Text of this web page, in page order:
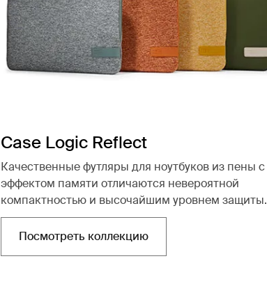
Case Logic Reflect
Качественные футляры для ноутбуков из пены с
эффектом памяти отличаются невероятной
компактностью и высочайшим уровнем защиты.
Посмотреть коллекциюОткрывается в новой вкладке